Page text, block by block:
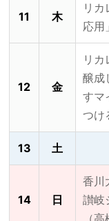
11 木
リ
応用
12 金
リ
醸成
すマ
つけ
13 土
14 日
香川
讃岐
（